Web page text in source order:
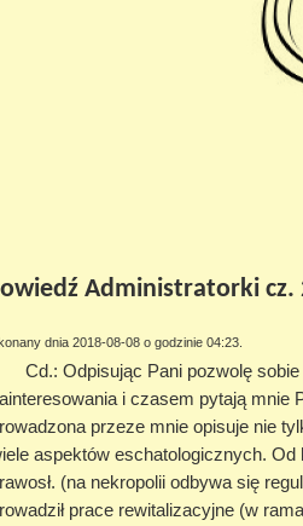
Administratorki cz.
dnia 2018-08-08 o godzinie 04:23.
Cd.: Odpisując Pani pozwolę
i czasem pytają mnie
przeze mnie opisuje nie
aspektów eschatologicznych.
(na nekropolii odbywa się
prace rewitalizacyjne (w